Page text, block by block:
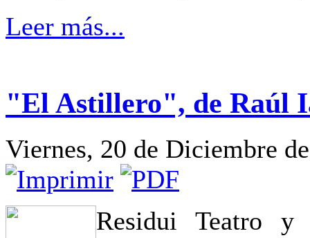
Leer más...
"El Astillero", de Raúl
Viernes, 20 de Diciembre
Residui Teatro y